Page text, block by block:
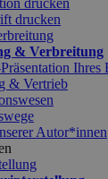
drucken
drucken
& Verbreitung
Ihres
& Vertrieb
Autor*innen